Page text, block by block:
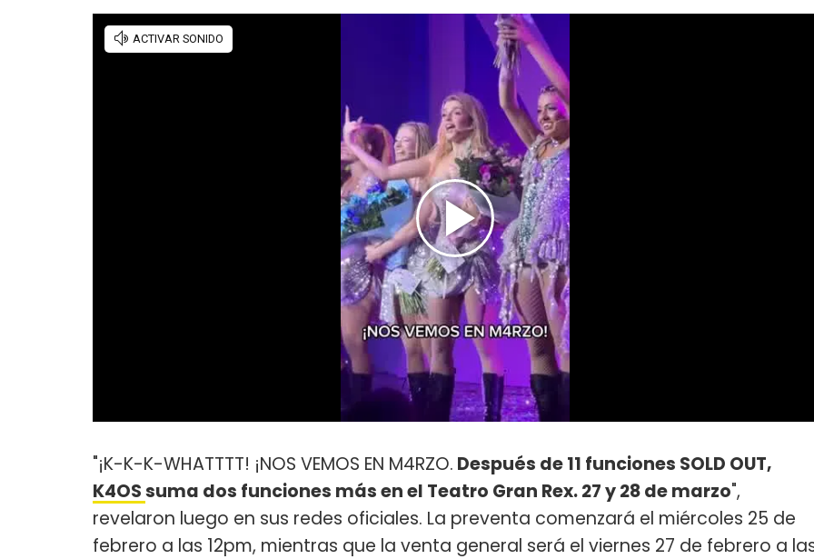
"¡K-K-K-WHATTTT! ¡NOS VEMOS EN M4RZO. Después de 11 funciones SOLD OUT,
K4OSsuma dos funciones más en el Teatro Gran Rex. 27 y 28 de marzo",
revelaron luego en sus redes oficiales. La preventa comenzará el miércoles 25 de
febrero a las 12pm, mientras que la venta general será el viernes 27 de febrero a